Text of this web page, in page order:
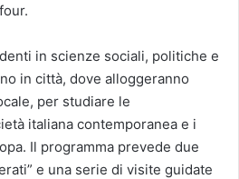
in scienze sociali, politiche e
in città, dove alloggeranno
per studiare le
italiana contemporanea e i
Il programma prevede due
e una serie di visite guidate